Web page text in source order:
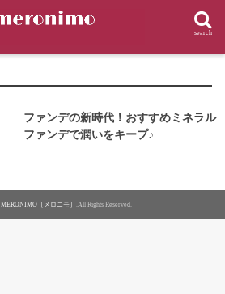
search
ファンデの新時代！おすすめミネラル
ファンデで潤いをキープ♪
MERONIMO［メロニモ］ .All Rights Reserved.